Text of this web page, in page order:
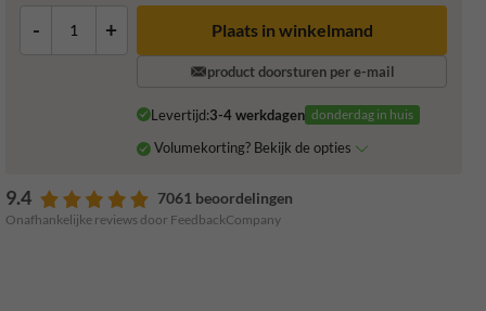
- + Plaats in winkelmand
product doorsturen per e-mail
Levertijd:3-4 werkdagen donderdag in huis
Volumekorting? Bekijk de opties
9.4 7061 beoordelingen
Onafhankelijke reviews door FeedbackCompany